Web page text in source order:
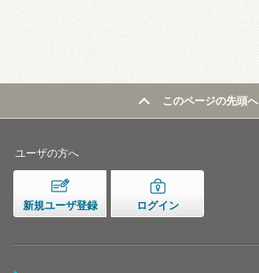
このページの先頭へ
ユーザの方へ
新規ユーザ登録 ログイン